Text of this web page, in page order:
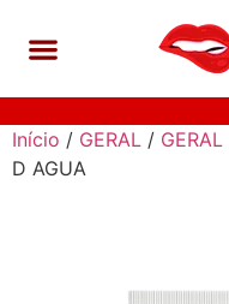
Início / GERAL / GERAL
D AGUA